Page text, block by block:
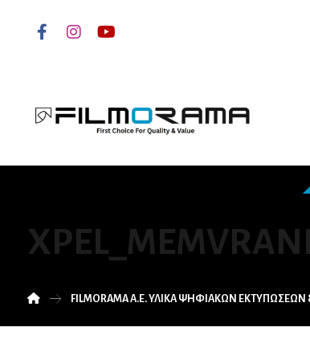
FILMORAMA Α.Ε. ΥΛΙΚΑ ΨΗΦΙΑΚΩΝ